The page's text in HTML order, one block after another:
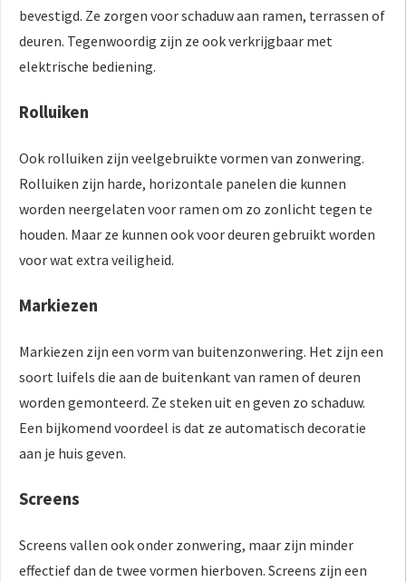
bevestigd. Ze zorgen voor schaduw aan ramen, terrassen of
deuren. Tegenwoordig zijn ze ook verkrijgbaar met
elektrische bediening.
Rolluiken
Ook rolluiken zijn veelgebruikte vormen van zonwering.
Rolluiken zijn harde, horizontale panelen die kunnen
worden neergelaten voor ramen om zo zonlicht tegen te
houden. Maar ze kunnen ook voor deuren gebruikt worden
voor wat extra veiligheid.
Markiezen
Markiezen zijn een vorm van buitenzonwering. Het zijn een
soort luifels die aan de buitenkant van ramen of deuren
worden gemonteerd. Ze steken uit en geven zo schaduw.
Een bijkomend voordeel is dat ze automatisch decoratie
aan je huis geven.
Screens
Screens vallen ook onder zonwering, maar zijn minder
effectief dan de twee vormen hierboven. Screens zijn een